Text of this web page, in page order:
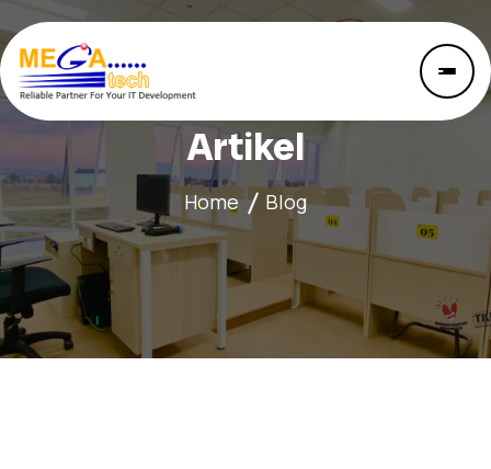
Artikel
Home Blog